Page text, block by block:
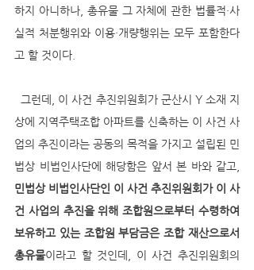
하지 아니하나, 총유물 그 자체에 관한 법률적·사
실적 처분행위와 이용·개량행위는 모두 포함한다
고 할 것이다.
상에 지역주택조합 아파트를 신축하는 이 사건 사
업의 추진이라는 공동의 목적을 가지고 설립된 민
민법상 비법인사단인 이 사건 추진위원회가 이 사
건 사업의 추진을 위해 조합원으로부터 수령하여
보유하고 있는 조합원 부담금은 조합 재산으로서
총유물이라고 할 것인데, 이 사건 추진위원회의